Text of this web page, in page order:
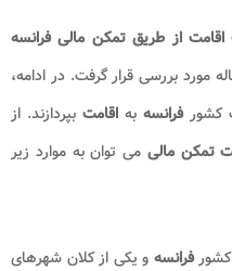
اقامت از طریق تمکن مالی​ فرانسه
مورد بررسی قرار گرفت. در ادامه،
کشورفرانسه به اقامت بپردازند. از
تمکن مالی می توان به موارد زیر
کشورفرانسه و یکی از کلان شهرهای